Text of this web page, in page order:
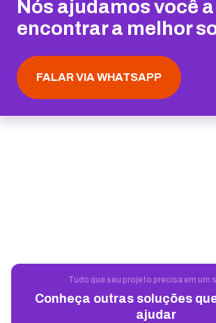
Nós ajudamos você a
encontrar a melhor
FALAR VIA WHATSAPP
Tudo que seu projeto precisa em um
Conheça outras soluções
ajudar